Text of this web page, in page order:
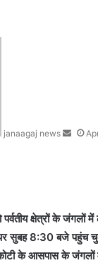
janaagaj news
क्षेत्रों के जंगलों
पर सुबह 8:30 बजे पहुंच
के आसपास के